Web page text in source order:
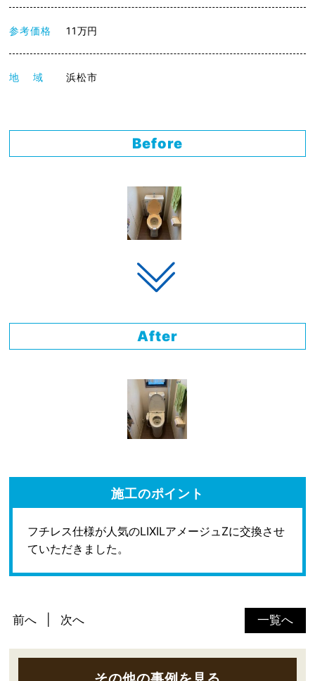
参考価格 11万円
地 域 浜松市
Before
After
施工のポイント
フチレス仕様が人気のLIXILアメージュZに交換させ
ていただきました。
一覧へ
前へ 次へ